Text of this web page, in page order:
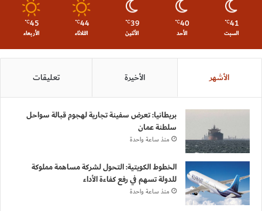
41
℃
السبت
40
℃
الأحد
39
℃
الأثنين
44
℃
الثلاثاء
45
℃
الأربعاء
الأشهر الأخيرة تعليقات
بريطانيا: تعرض سفينة تجارية لهجوم قبالة سواحل
سلطنة عمان
منذ ساعة واحدة
الخطوط الكويتية: التحول لشركة مساهمة مملوكة
للدولة تسهم في رفع كفاءة الأداء
منذ ساعة واحدة